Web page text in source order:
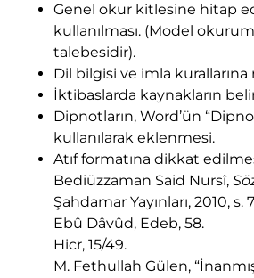
Genel okur kitlesine hitap
kullanılması. (Model
talebesidir).
Dil bilgisi ve imla
İktibaslarda kaynakların
Dipnotların, Word’ün
kullanılarak eklenmesi.
Atıf formatına dikkat
Bediüzzaman Said Nursî,
Şahdamar Yayınları, 2010, s.
Ebû Dâvûd, Edeb, 58.
Hicr, 15/49.
M. Fethullah Gülen,